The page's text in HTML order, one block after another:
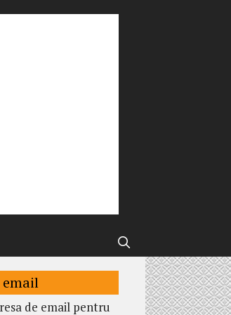
de email pentru